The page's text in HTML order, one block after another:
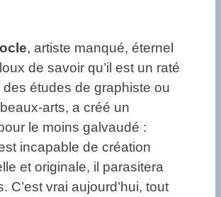
, artiste manqué, éternel
de savoir qu’il est un raté
des études de graphiste ou
arts, a créé un
le moins galvaudé :
incapable de création
et originale, il parasitera
C’est vrai aujourd’hui, tout